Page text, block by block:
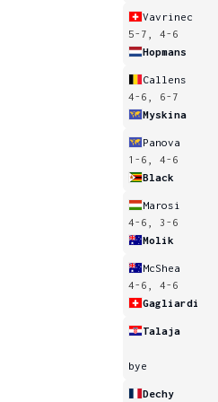
Vavrinec
5-7, 4-6
Hopmans
Callens
4-6, 6-7
Myskina
Panova
1-6, 4-6
Black
Marosi
4-6, 3-6
Molik
McShea
4-6, 4-6
Gagliardi
Talaja
bye
Dechy